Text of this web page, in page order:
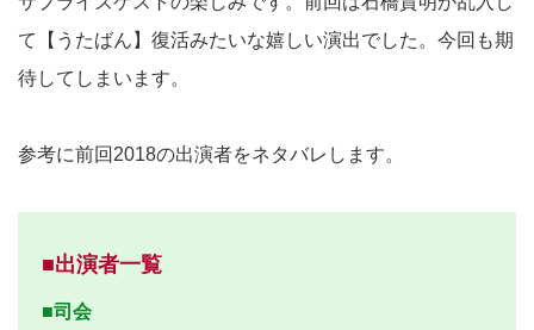
て【うたばん】復活みたいな嬉しい演出でした。今回も期
待してしまいます。
参考に前回2018の出演者をネタバレします。
■出演者一覧
■司会